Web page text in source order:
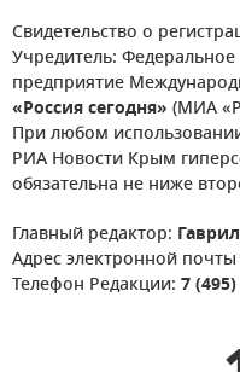
Свидетельство о
Учредитель:
предприятие
«Россия сегодня» (МИА
При любом
РИА Новости Крым
обязательна не ниже
Главный редактор:
Адрес электронной
Телефон Редакции: 7